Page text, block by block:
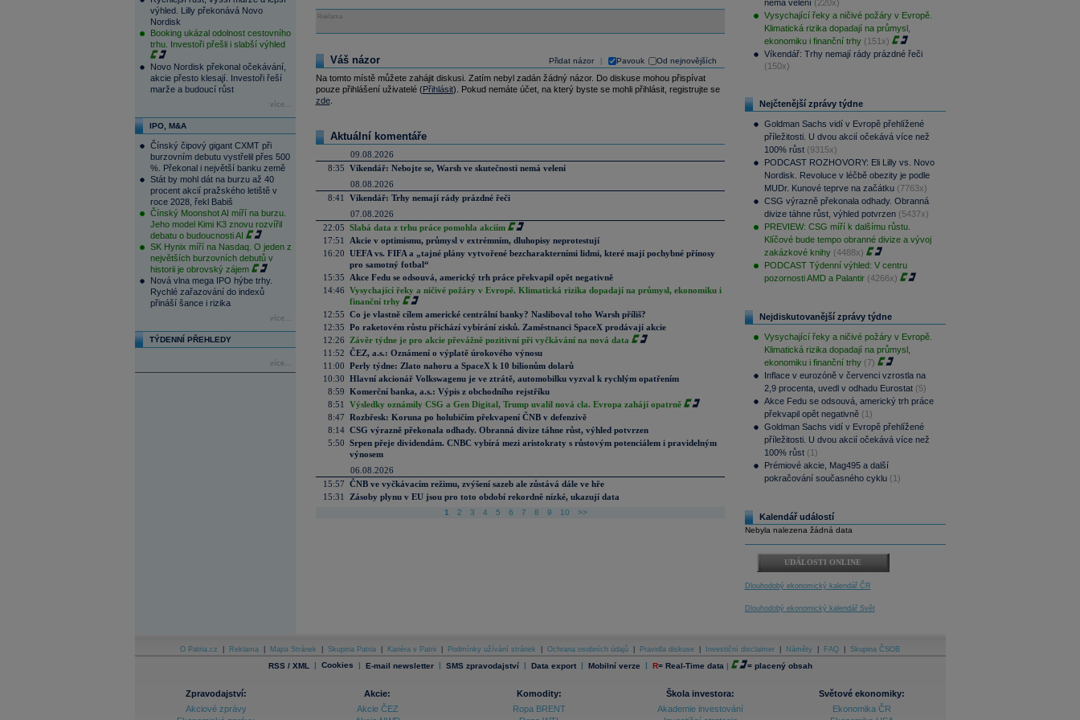
výhled. Lilly překonává Novo
Nordisk
Booking ukázal odolnost cestovního
trhu. Investoři přešli i slabší výhled
Novo Nordisk překonal očekávání,
akcie přesto klesají. Investoři řeší
marže a budoucí růst
více...
IPO, M&A
Čínský čipový gigant CXMT při
burzovním debutu vystřelil přes 500
%. Překonal i největší banku země
Stát by mohl dát na burzu až 40
procent akcií pražského letiště v
roce 2028, řekl Babiš
Čínský Moonshot AI míří na burzu.
Jeho model Kimi K3 znovu rozvířil
debatu o budoucnosti AI
SK Hynix míří na Nasdaq. O jeden z
největších burzovních debutů v
historii je obrovský zájem
Nová vlna mega IPO hýbe trhy.
Rychlé zařazování do indexů
přináší šance i rizika
více...
TÝDENNÍ PŘEHLEDY
více...
Reklama
Přidat názor Pavouk Od nejnovějších
Váš názor
Na tomto místě můžete zahájit diskusi. Zatím nebyl zadán žádný názor. Do diskuse mohou přispívat
pouze přihlášení uživatelé (Přihlásit). Pokud nemáte účet, na který byste se mohli přihlásit, registrujte se
zde.
Aktuální komentáře
09.08.2026
8:35 Víkendář: Nebojte se, Warsh ve skutečnosti nemá velení
08.08.2026
8:41
Víkendář: Trhy nemají rády prázdné řeči
07.08.2026
22:05 Slabá data z trhu práce pomohla akciím
17:51
Akcie v optimismu, průmysl v extrémním, dluhopisy neprotestují
16:20 UEFA vs. FIFA a „tajné plány vytvořené bezcharakterními lidmi, které mají pochybné přínosy
pro samotný fotbal“
15:35
Akce Fedu se odsouvá, americký trh práce překvapil opět negativně
14:46 Vysychající řeky a ničivé požáry v Evropě. Klimatická rizika dopadají na průmysl, ekonomiku i
finanční trhy
12:55 Co je vlastně cílem americké centrální banky? Nasliboval toho Warsh příliš?
12:35 Po raketovém růstu přichází vybírání zisků. Zaměstnanci SpaceX prodávají akcie
12:26
Závěr týdne je pro akcie převážně pozitivní při vyčkávání na nová data
11:52 ČEZ, a.s.: Oznámení o výplatě úrokového výnosu
11:00 Perly týdne: Zlato nahoru a SpaceX k 10 bilionům dolarů
10:30 Hlavní akcionář Volkswagenu je ve ztrátě, automobilku vyzval k rychlým opatřením
8:59 Komerční banka, a.s.: Výpis z obchodního rejstříku
8:51
Výsledky oznámily CSG a Gen Digital, Trump uvalil nová cla. Evropa zahájí opatrně
8:47 Rozbřesk: Koruna po holubičím překvapení ČNB v defenzivě
8:14 CSG výrazně překonala odhady. Obranná divize táhne růst, výhled potvrzen
5:50 Srpen přeje dividendám. CNBC vybírá mezi aristokraty s růstovým potenciálem i pravidelným
výnosem
06.08.2026
15:57 ČNB ve vyčkávacím režimu, zvýšení sazeb ale zůstává dále ve hře
15:31
Zásoby plynu v EU jsou pro toto období rekordně nízké, ukazují data
1 2 3 4 5 6 7 8 9 10 >>
nemá velení (220x)
Vysychající řeky a ničivé požáry v Evropě.
Klimatická rizika dopadají na průmysl,
ekonomiku i finanční trhy (151x)
Víkendář: Trhy nemají rády prázdné řeči
(150x)
Nejčtenější zprávy týdne
Goldman Sachs vidí v Evropě přehlížené
příležitosti. U dvou akcií očekává více než
100% růst (9315x)
PODCAST ROZHOVORY: Eli Lilly vs. Novo
Nordisk. Revoluce v léčbě obezity je podle
MUDr. Kunové teprve na začátku (7763x)
CSG výrazně překonala odhady. Obranná
divize táhne růst, výhled potvrzen (5437x)
PREVIEW: CSG míří k dalšímu růstu.
Klíčové bude tempo obranné divize a vývoj
zakázkové knihy (4488x)
PODCAST Týdenní výhled: V centru
pozornosti AMD a Palantir (4266x)
Nejdiskutovanější zprávy týdne
Vysychající řeky a ničivé požáry v Evropě.
Klimatická rizika dopadají na průmysl,
ekonomiku i finanční trhy (7)
Inflace v eurozóně v červenci vzrostla na
2,9 procenta, uvedl v odhadu Eurostat (5)
Akce Fedu se odsouvá, americký trh práce
překvapil opět negativně (1)
Goldman Sachs vidí v Evropě přehlížené
příležitosti. U dvou akcií očekává více než
100% růst (1)
Prémiové akcie, Mag495 a další
pokračování současného cyklu (1)
Kalendář událostí
Nebyla nalezena žádná data
UDÁLOSTI ONLINE
Dlouhodobý ekonomický kalendář ČR
Dlouhodobý ekonomický kalendář Svět
O Patria.cz Reklama Mapa Stránek Skupina Patria Kariéra v Patrii Podmínky užívání stránek Ochrana osobních údajů Pravidla diskuse Investiční disclaimer Náměty FAQ Skupina ČSOB
RSS / XML | Cookies | E-mail newsletter | SMS zpravodajství | Data export | Mobilní verze | R= Real-Time data | = placený obsah
Zpravodajství:
Akciové zprávy
Akcie:
Akcie ČEZ
Komodity:
Ropa BRENT
Škola investora:
Akademie investování
Světové ekonomiky:
Ekonomika ČR